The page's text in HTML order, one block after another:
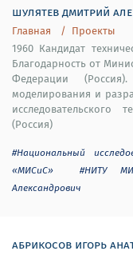
шулятев дмитрий
Главная
Проекты
1960 Кандидат
Благодарность от
Федерации
моделирования и
исследовательского
(Россия)
#Национальный
«МИСиС»
#НИТУ
Александрович
абрикосов игорь